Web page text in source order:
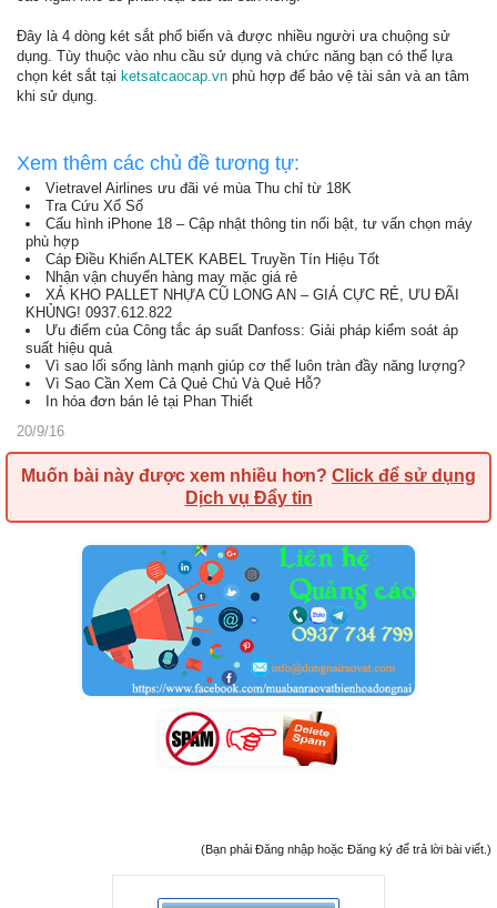
Đây là 4 dòng két sắt phổ biến và được nhiều người ưa chuộng sử
dụng. Tùy thuộc vào nhu cầu sử dụng và chức năng bạn có thể lựa
chọn két sắt tại ketsatcaocap.vn phù hợp để bảo vệ tài sản và an tâm
khi sử dụng.
Xem thêm các chủ đề tương tự:
Vietravel Airlines ưu đãi vé mùa Thu chỉ từ 18K
Tra Cứu Xổ Số
Cấu hình iPhone 18 – Cập nhật thông tin nổi bật, tư vấn chọn máy
phù hợp
Cáp Điều Khiển ALTEK KABEL Truyền Tín Hiệu Tốt
Nhận vận chuyển hàng may mặc giá rẻ
XẢ KHO PALLET NHỰA CŨ LONG AN – GIÁ CỰC RẺ, ƯU ĐÃI
KHỦNG! 0937.612.822
Ưu điểm của Công tắc áp suất Danfoss: Giải pháp kiểm soát áp
suất hiệu quả
Vì sao lối sống lành mạnh giúp cơ thể luôn tràn đầy năng lượng?
Vì Sao Cần Xem Cả Quẻ Chủ Và Quẻ Hỗ?
In hóa đơn bán lẻ tại Phan Thiết
20/9/16
Muốn bài này được xem nhiều hơn? Click để sử dụng
Dịch vụ Đẩy tin
(Bạn phải Đăng nhập hoặc Đăng ký để trả lời bài viết.)